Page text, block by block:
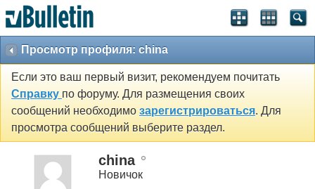
Просмотр профиля: china
Если это ваш первый визит, рекомендуем почитать
Справку по форуму. Для размещения своих
сообщений необходимо зарегистрироваться. Для
просмотра сообщений выберите раздел.
china
Новичок